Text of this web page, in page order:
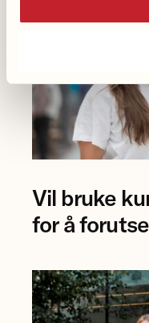
av
forsker
Aamodt
på
Vil bruke
for å